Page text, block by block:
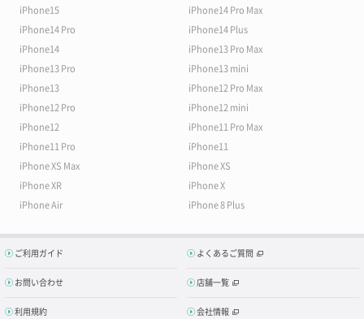
iPhone15
iPhone14 Pro Max
iPhone14 Pro
iPhone14 Plus
iPhone14
iPhone13 Pro Max
iPhone13 Pro
iPhone13 mini
iPhone13
iPhone12 Pro Max
iPhone12 Pro
iPhone12 mini
iPhone12
iPhone11 Pro Max
iPhone11 Pro
iPhone11
iPhone XS Max
iPhone XS
iPhone XR
iPhone X
iPhone Air
iPhone 8 Plus
ご利用ガイド よくあるご質問
お問い合わせ 店舗一覧
利用規約 会社情報